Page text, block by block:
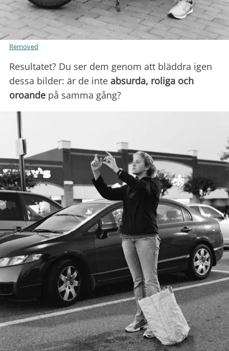
Removed
Resultatet? Du ser dem genom att bläddra igen
dessa bilder: är de inte absurda, roliga och
oroande på samma gång?